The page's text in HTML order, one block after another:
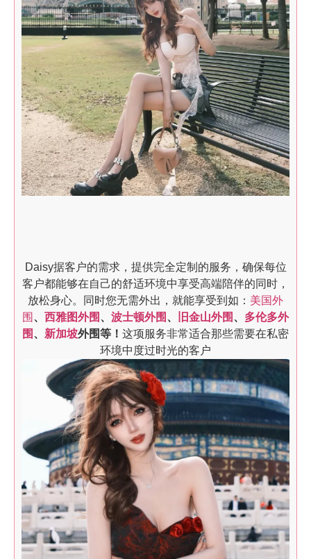
Daisy据客户的需求，提供完全定制的服务，确保每位
客户都能够在自己的舒适环境中享受高端陪伴的同时，
放松身心。同时您无需外出，就能享受到如： 美国外
围 、 西雅图外围 、 波士顿外围 、 旧金山外围 、 多伦多外
围 、 新加坡外围等！ 这项服务非常适合那些需要在私密
环境中度过时光的客户